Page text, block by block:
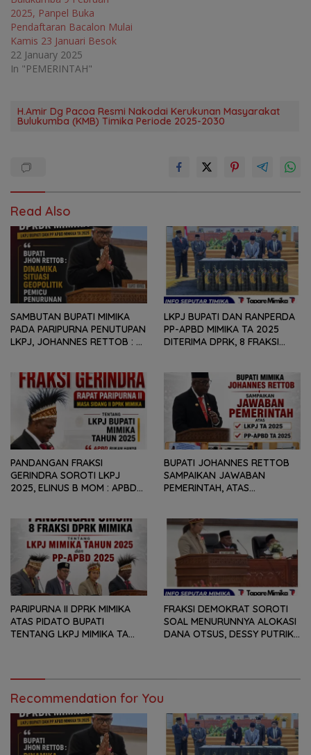
2025, Panpel Buka
Pendaftaran Bacalon Mulai
Kamis 23 Januari Besok
22 January 2025
In "PEMERINTAH"
H.Amir Dg Pacoa Resmi Nakodai Kerukunan Masyarakat
Bulukumba (KMB) Timika Periode 2025-2030
Read Also
SAMBUTAN BUPATI MIMIKA
PADA PARIPURNA PENUTUPAN
LKPJ, JOHANNES RETTOB :
PENURUNAN FISKAL DAERAH
LKPJ BUPATI DAN RANPERDA
PP-APBD MIMIKA TA 2025
DITERIMA DPRK, 8 FRAKSI
KEPADA PEMERINTAH DAERAH
PANDANGAN FRAKSI
GERINDRA SOROTI LKPJ
2025, ELINUS B MOM : APBD
TETAPI SEJAUH MANA
MAMPU MENJAWAB
KEBUTUHAN MASYARAKAT
BUPATI JOHANNES RETTOB
SAMPAIKAN JAWABAN
PEMERINTAH, ATAS
DAN RANPERDA PP- APBD
TAHUN ANGGARAN 2025
PARIPURNA II DPRK MIMIKA
ATAS PIDATO BUPATI
TENTANG LKPJ MIMIKA TA
FRAKSI DEMOKRAT SOROTI
SOAL MENURUNNYA ALOKASI
DANA OTSUS, DESSY PUTRIKA
BAGI OAP
Recommendation for You